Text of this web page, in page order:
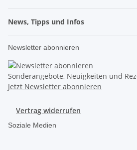
News, Tipps und Infos
Newsletter abonnieren
Sonderangebote, Neuigkeiten und
Jetzt Newsletter abonnieren
Vertrag widerrufen
Soziale Medien